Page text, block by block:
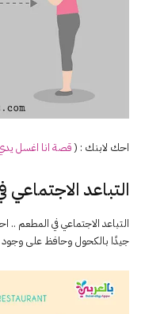
احك لابنك : (قصة انا اغسل
التباعد الاجتماعي
التباعد الاجتماعي في المطعم
جيدًا بالكحول وحافظ على وجود